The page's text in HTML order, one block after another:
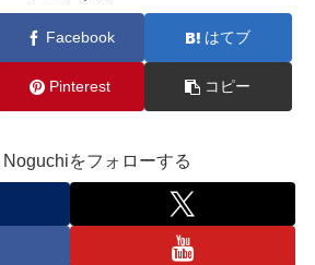
Facebook はてブ
Pinterest コピー
Noguchiをフォローする